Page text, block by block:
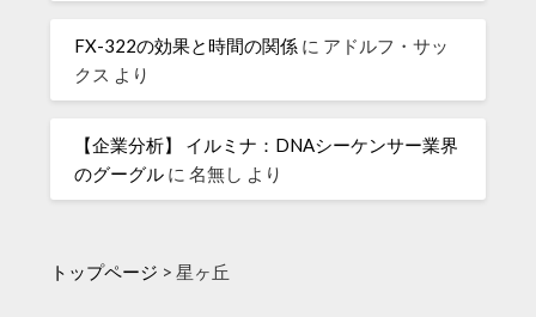
FX-322の効果と時間の関係 に アドルフ・サッ
クス より
【企業分析】 イルミナ：DNAシーケンサー業界
のグーグル に名無し より
トップページ > 星ヶ丘